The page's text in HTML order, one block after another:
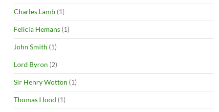
Charles Lamb (1)
Felicia Hemans (1)
John Smith (1)
Lord Byron (2)
Sir Henry Wotton (1)
Thomas Hood (1)